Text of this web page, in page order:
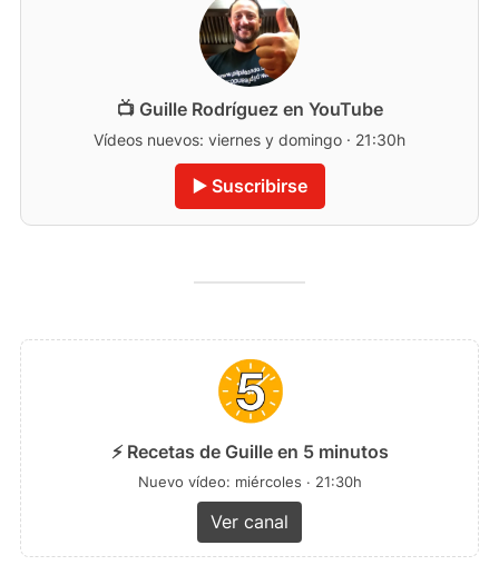
📺 Guille Rodríguez en YouTube
Vídeos nuevos: viernes y domingo · 21:30h
▶️ Suscribirse
⚡ Recetas de Guille en 5 minutos
Nuevo vídeo: miércoles · 21:30h
Ver canal